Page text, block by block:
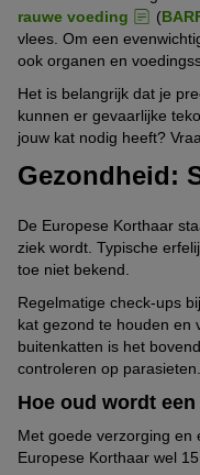
rauwe voeding
(
vlees. Om een
ook organen en
Het is belangrijk dat je
kunnen er gevaarlijke
jouw kat nodig heeft?
Gezondheid:
De Europese Korthaar
ziek wordt. Typische
toe niet bekend.
Regelmatige check-ups
kat gezond te houden en
buitenkatten is het
controleren op parasieten.
Hoe oud wordt
Met goede verzorging en
Europese Korthaar wel